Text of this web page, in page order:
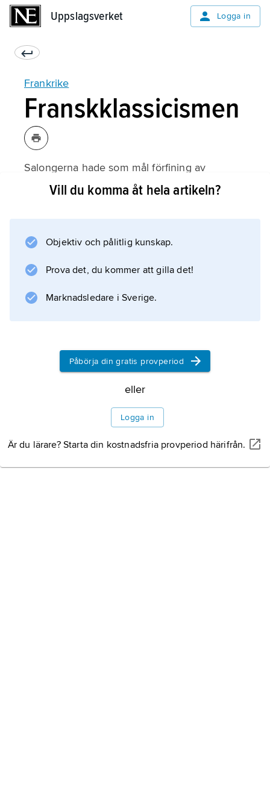
Uppslagsverket Logga in
Frankrike
Franskklassicismen
Salongerna hade som mål förfining av
sederna och rening av språket. Kravet på ett
annat François Malherbe. Under 1600-talets
första hälft utvecklade Jean Chapelain och
Vill du komma åt hela artikeln?
Objektiv och pålitlig kunskap.
Prova det, du kommer att gilla det!
Marknadsledare i Sverige.
Påbörja din gratis provperiod
eller
Logga in
Är du lärare? Starta din kostnadsfria provperiod härifrån.